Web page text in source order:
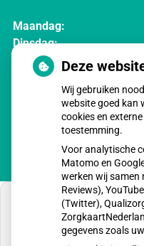
Maandag:
Dinsdag:
Woensdag:
Donderdag:
Deze
Wij gebruiken
website goed kan
cookies en
toestemming.
Voor analytische
Matomo en
werken wij samen
Reviews),
(Twitter),
gegevens zoals